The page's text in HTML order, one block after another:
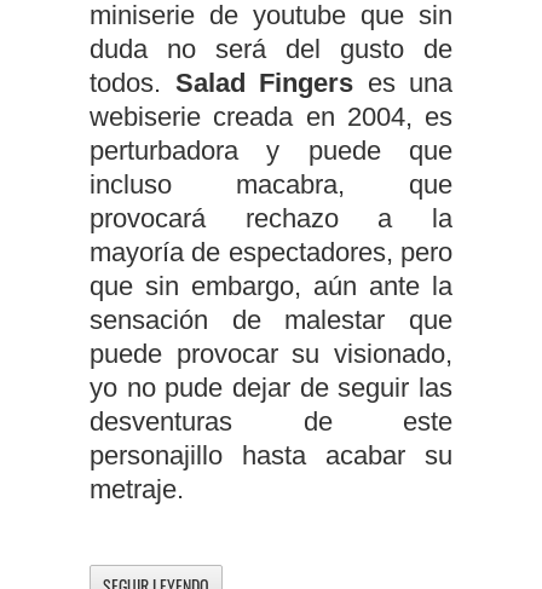
miniserie de youtube que sin
duda no será del gusto de
todos. Salad Fingers es una
webiserie creada en 2004, es
perturbadora y puede que
incluso macabra, que
provocará rechazo a la
mayoría de espectadores, pero
que sin embargo, aún ante la
sensación de malestar que
puede provocar su visionado,
yo no pude dejar de seguir las
desventuras de este
personajillo hasta acabar su
metraje.